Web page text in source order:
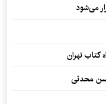
می‌شود
کتاب تهران
محدثی